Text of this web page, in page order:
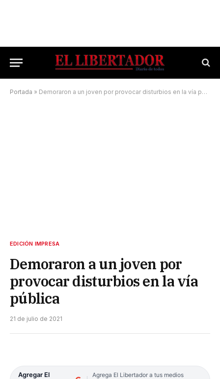
Portada » Demoraron a un joven por provocar disturbios en la vía pública
EDICIÓN IMPRESA
Demoraron a un joven por
provocar disturbios en la vía
pública
21 de julio de 2021
Agregar El
Agrega El Libertador a tus medios